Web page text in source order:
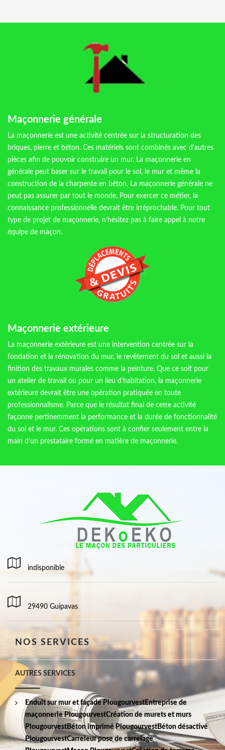
Maçonnerie générale
La maçonnerie est une activité centrée sur la structuration des
briques, pierre et béton. Ces matériels sont combinés avec d’autres
pièces afin de pouvoir construire un mur. La maçonnerie en
générale peut baser sur le travail pour le sol, le mur et même la
construction de la charpente en béton. La maçonnerie générale ne
peut pas assurer par tout le monde. Pour exercer ce métier, la
connaissance professionnelle devrait être irréprochable. Pour tout
type de projet de maçonnerie, n’hésitez pas à faire appel à notre
équipe de maçon.
Maçonnerie extérieure
La maçonnerie extérieure est une intervention centrée sur la
fondation et la rénovation du mur, le revêtement du sol et aussi la
finition des travaux murales comme la peinture. Que ce soit pour
un atelier de travail ou pour un lieu d’habitation, la maçonnerie
extérieure devrait être une opération pratiquée en toute
professionnalisme. Parce que le résultat final de cette activité
façonne pertinemment la performance et la durée de fonctionnalité
du sol et le mur. Ces opérations sont à confier seulement entre la
main d’un prestataire formé en matière de maçonnerie.
indisponible
29490 Guipavas
NOS SERVICES
AUTRES SERVICES
Enduit sur mur et façade PlougourvestEntreprise de
maçonnerie PlougourvestCréation de murets et murs
PlougourvestBéton imprimé PlougourvestBéton désactivé
PlougourvestCarreleur pose de carrelage